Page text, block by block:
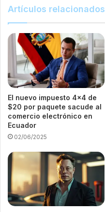
Artículos relacionados
El nuevo impuesto 4×4 de
$20 por paquete sacude al
comercio electrónico en
Ecuador
02/06/2025